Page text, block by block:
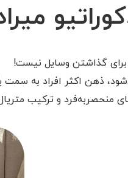
گذاشتن وسایل نیست!
ذهن اکثر افراد به سمت
منحصر‌به‌فرد و ترکیب